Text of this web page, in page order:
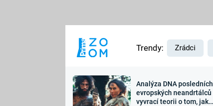
Výročí
Trendy: Zrádci
Analýza DNA posledních
evropských neandrtálců
vyvrací teorii o tom, jak